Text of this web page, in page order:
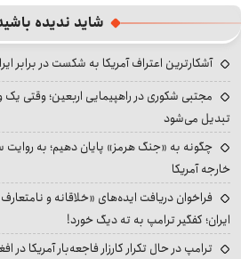
شاید ندیده
آشکارترین اعتراف آمریکا به شکست در برابر
مجتبی شکوری در راهپیمایی اربعین؛ وقتی یک
تبدیل می‌شود
چگونه به «جنگ هرمز» پایان دهیم؛ به روایت
خارجه آمریکا
فراخوان دریافت ایده‌های «خلاقانه و
ایران؛ کفگیر ترامپ به ته دیگ خورد!
ترامپ در حال تکرار کارزار فاجعه‌بار آمریکا در